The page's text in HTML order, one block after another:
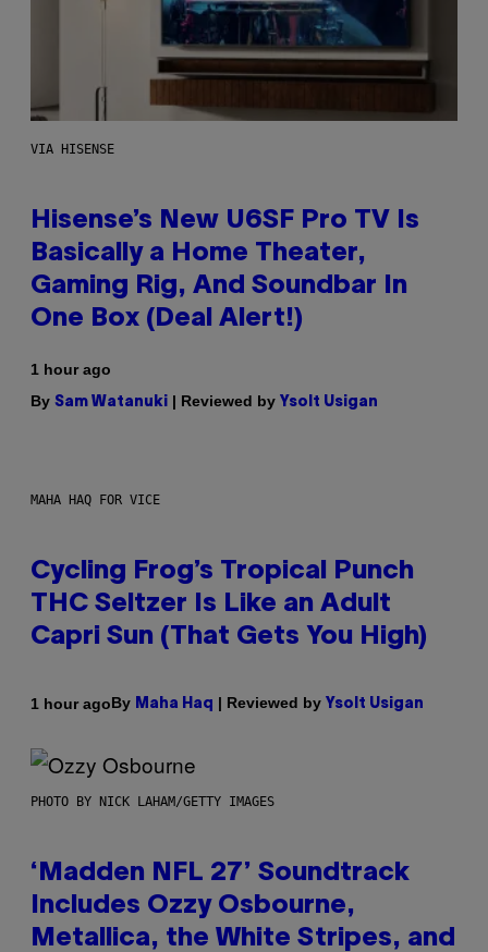
VIA HISENSE
Hisense’s New U6SF Pro TV Is
Basically a Home Theater,
Gaming Rig, And Soundbar In
One Box (Deal Alert!)
1 hour ago
By Sam Watanuki | Reviewed by Ysolt Usigan
MAHA HAQ FOR VICE
Cycling Frog’s Tropical Punch
THC Seltzer Is Like an Adult
Capri Sun (That Gets You High)
1 hour agoBy Maha Haq | Reviewed by Ysolt Usigan
PHOTO BY NICK LAHAM/GETTY IMAGES
‘Madden NFL 27’ Soundtrack
Includes Ozzy Osbourne,
Metallica, the White Stripes, and